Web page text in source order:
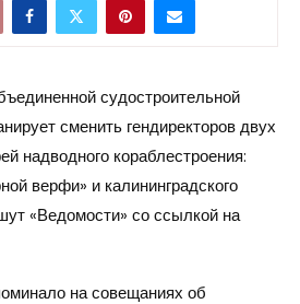
судостроительной
сменить гендиректоров двух
надводного кораблестроения:
верфи» и калининградского
«Ведомости» со ссылкой на
на совещаниях об